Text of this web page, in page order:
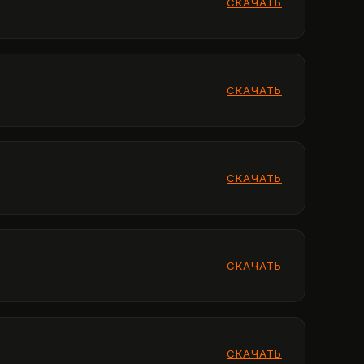
СКАЧАТЬ
СКАЧАТЬ
СКАЧАТЬ
СКАЧАТЬ